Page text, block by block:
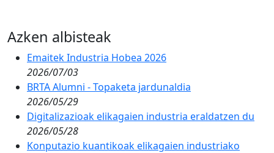
Azken albisteak
Emaitek Industria Hobea 2026
2026/07/03
BRTA Alumni - Topaketa jardunaldia
2026/05/29
Digitalizazioak elikagaien industria eraldatzen du
2026/05/28
Konputazio kuantikoak elikagaien industriako